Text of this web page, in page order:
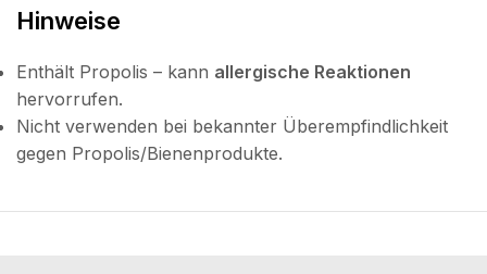
Hinweise
Enthält Propolis – kann allergische Reaktionen
hervorrufen.
Nicht verwenden bei bekannter Überempfindlichkeit
gegen Propolis/Bienenprodukte.